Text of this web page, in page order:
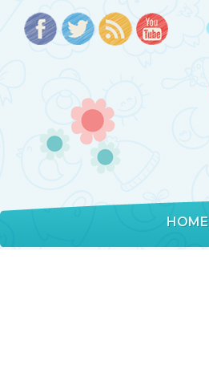
HOME